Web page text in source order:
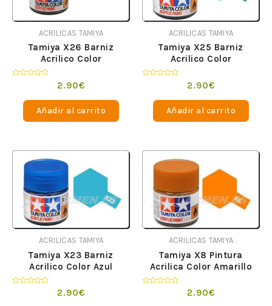
ACRILICAS TAMIYA
Tamiya X26 Barniz
Acrilico Color
NaranjaTranslucido
2.90€
Añadir al carrito
ACRILICAS TAMIYA
Tamiya X25 Barniz
Acrilico Color
VerdeTranslucido
2.90€
Añadir al carrito
ACRILICAS TAMIYA
Tamiya X23 Barniz
Acrilico Color Azul
Translucido
2.90€
ACRILICAS TAMIYA
Tamiya X8 Pintura
Acrilica Color Amarillo
2.90€